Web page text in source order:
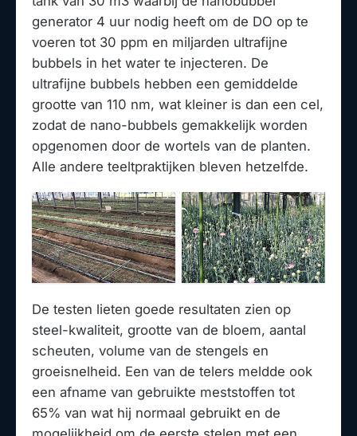
generator 4 uur nodig heeft om de DO op te
voeren tot 30 ppm en miljarden ultrafijne
bubbels in het water te injecteren. De
ultrafijne bubbels hebben een gemiddelde
grootte van 110 nm, wat kleiner is dan een cel,
zodat de nano-bubbels gemakkelijk worden
opgenomen door de wortels van de planten.
Alle andere teeltpraktijken bleven hetzelfde.
De testen lieten goede resultaten zien op
steel-kwaliteit, grootte van de bloem, aantal
scheuten, volume van de stengels en
groeisnelheid. Een van de telers meldde ook
een afname van gebruikte meststoffen tot
65% van wat hij normaal gebruikt en de